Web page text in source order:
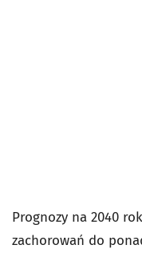
Prognozy na 2040
zachorowań do